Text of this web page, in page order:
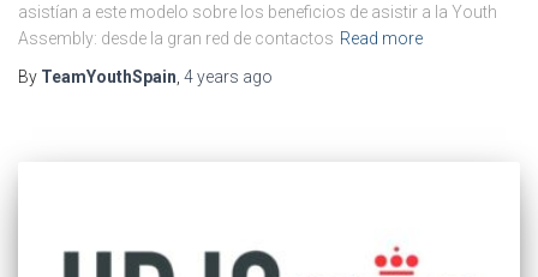
asistían a este modelo sobre los beneficios de asistir a la Youth
Assembly: desde la gran red de contactos Read more
By TeamYouthSpain 4 years ago